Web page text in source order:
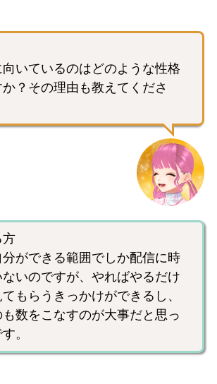
いているのはどのような性格
？その理由も教えてくださ
方
ができる範囲でしか配信に時
いのですが、やればやるだけ
もらうきっかけができるし、
数をこなすのが大事だと思っ
。